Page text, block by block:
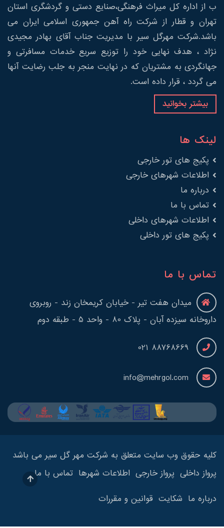
ب از اداره کل میراث فرهنگی،صنایع دستی و گردشگری استان
تهران و قطار از شرکت راه آهن جمهوری اسلامی ایران می
باشد.شرکت مهرگل سیر با مدیریت جناب آقای بهادر مجیدی
نژاد ، هدف نهایی خود را توزیع سریع خدمات مسافرتی و
جهانگردی به مشتریان که در نهایت منجر به جلب رضایت آنها
می گردد ، قرار داده است.
بیشتر بخوانید
لینک ها
پکیج های تور خارجی
اطلاعات شهرهای خارجی
درباره ما
تماس با ما
اطلاعات شهرهای داخلی
پکیج های تور داخلی
تماس با ما
میدان هفت تیر - خیابان کریمخان زند - روبروی
داروخانه سیزده آبان - پلاک 80 - واحد 5 - طبقه دوم
88768669 021
info@mehrgol.com
کلیه حقوق وب سایت متعلق به شرکت مهر گل سیر می باشد
پرواز داخلی پرواز خارجی اطلاعات شهرها تماس با ما
درباره ما شکایت قوانین و مقررات